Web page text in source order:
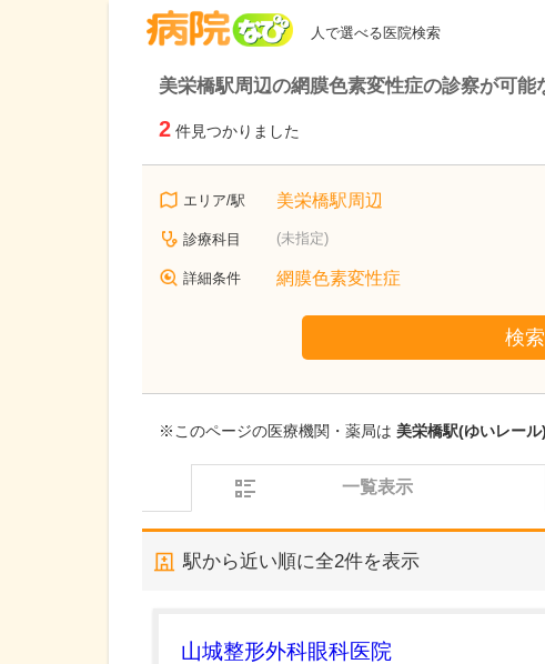
人で選べる医院検索
美栄橋駅周辺の網膜色素変性症の診察が可能
2 件見つかりました
エリア/駅 美栄橋駅周辺
診療科目 (未指定)
詳細条件 網膜色素変性症
検
※このページの医療機関・薬局は 美栄橋駅(ゆいレール)
一覧表示
駅から近い順に全2件を表示
山城整形外科眼科医院